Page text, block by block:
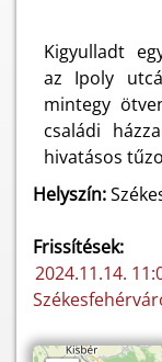
Kigyulladt
az Ipoly
mintegy
családi
hivatásos
Helyszín:
Frissítések:
2024.11.14.